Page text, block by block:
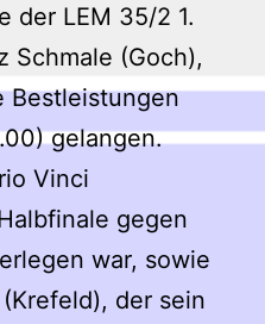
der LEM 35/2 1.
Schmale (Goch),
Bestleistungen
gelangen.
Vinci
gegen
war, sowie
der sein